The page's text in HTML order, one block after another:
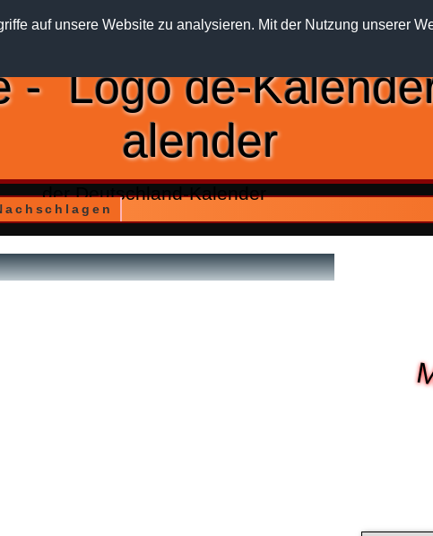
auf unsere Website zu analysieren. Mit der Nutzung unserer
-
alender
der Deutschland-Kalender